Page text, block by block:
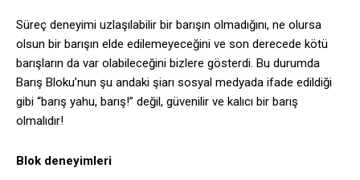
Süreç deneyimi uzlaşılabilir bir barışın olmadığını, ne olursa
olsun bir barışın elde edilemeyeceğini ve son derecede kötü
barışların da var olabileceğini bizlere gösterdi. Bu durumda
Barış Bloku’nun şu andaki şiarı sosyal medyada ifade edildiği
gibi “barış yahu, barış!” değil, güvenilir ve kalıcı bir barış
olmalıdır!
Blok deneyimleri